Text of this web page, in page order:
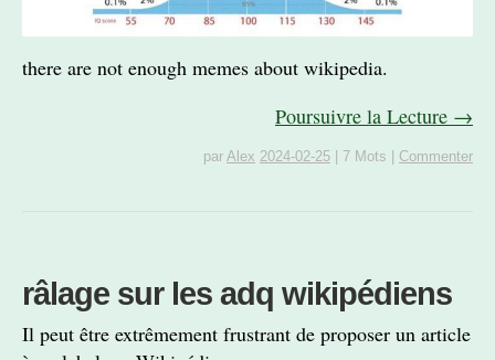
there are not enough memes about wikipedia.
Poursuivre la Lecture →
par Alex 2024-02-25 | 7 Mots | Commenter
râlage sur les adq wikipédiens
Il peut être extrêmement frustrant de proposer un article